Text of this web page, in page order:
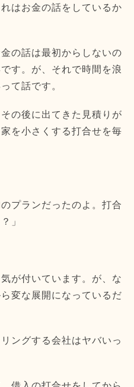
はお金の話をしているか
の話は最初からしないの
す。が、それで時間を浪
て話です。
の後に出てきた見積りが
を小さくする打合せを毎
プランだったのよ。打合
」
が付いています。が、な
変な展開になっているだ
ングする会社はヤバいっ